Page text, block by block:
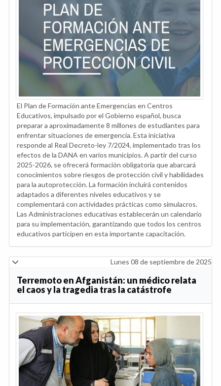
El Plan de Formación ante Emergencias en Centros
Educativos, impulsado por el Gobierno español, busca
preparar a aproximadamente 8 millones de estudiantes para
enfrentar situaciones de emergencia. Esta iniciativa
responde al Real Decreto-ley 7/2024, implementado tras los
efectos de la DANA en varios municipios. A partir del curso
2025-2026, se ofrecerá formación obligatoria que abarcará
conocimientos sobre riesgos de protección civil y habilidades
para la autoprotección. La formación incluirá contenidos
adaptados a diferentes niveles educativos y se
complementará con actividades prácticas como simulacros.
Las Administraciones educativas establecerán un calendario
para su implementación, garantizando que todos los centros
educativos participen en esta importante capacitación.
Lunes 08 de septiembre de 2025
Terremoto en Afganistán: un médico relata
el caos y la tragedia tras la catástrofe